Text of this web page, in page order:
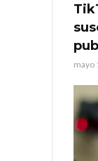
mayo